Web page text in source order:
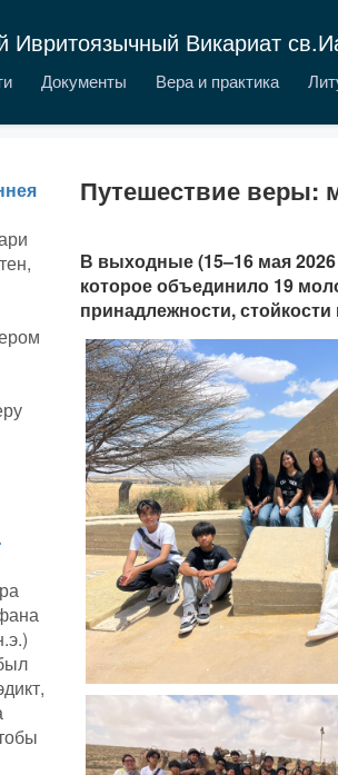
Ивритоязычный Викариат
Документы Вера и практика
Путешествие веры:
В выходные (15–16 мая
которое объединило 19
принадлежности,